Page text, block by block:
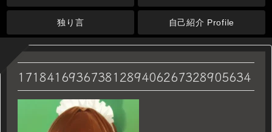
独り言 自己紹介 Profile
17184169367381289406267328905634